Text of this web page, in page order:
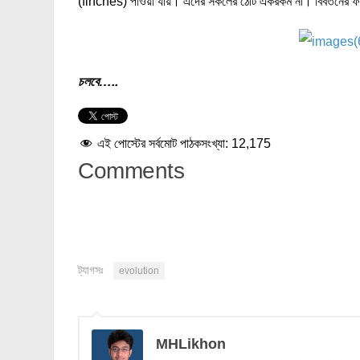
চলবে…..
এই পোস্টের সর্বমোট পাঠকসংখ্যা: 12,175
Comments
ট্যাগসঃ evolution
MHLikhon